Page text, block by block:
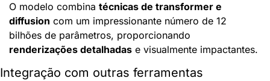
O modelo combina técnicas de transformer e
diffusion com um impressionante número de 12
renderizações detalhadas e visualmente impactantes.
Integração com outras ferramentas